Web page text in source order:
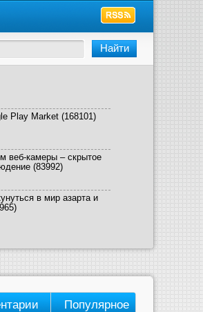
Play Market (168101)
веб-камеры – скрытое
(83992)
в мир азарта и
Популярное